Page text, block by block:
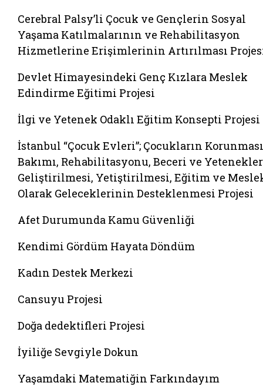
Cerebral Palsy’li Çocuk ve Gençlerin Sosyal
Yaşama Katılmalarının ve Rehabilitasyon
Hizmetlerine Erişimlerinin Artırılması
Devlet Himayesindeki Genç Kızlara Meslek
Edindirme Eğitimi Projesi
İlgi ve Yetenek Odaklı Eğitim Konsepti Projesi
İstanbul “Çocuk Evleri”; Çocukların
Bakımı, Rehabilitasyonu, Beceri ve
Geliştirilmesi, Yetiştirilmesi, Eğitim ve
Olarak Geleceklerinin Desteklenmesi Projesi
Afet Durumunda Kamu Güvenliği
Kendimi Gördüm Hayata Döndüm
Kadın Destek Merkezi
Cansuyu Projesi
Doğa dedektifleri Projesi
İyiliğe Sevgiyle Dokun
Yaşamdaki Matematiğin Farkındayım